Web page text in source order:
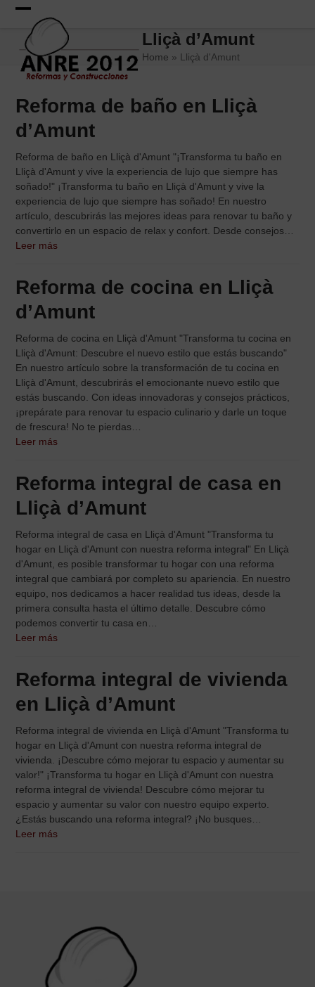
Skip
content
Open
mobile
menu
Close
mobile
menu
Lliçà d’Amunt
Home » Lliçà d'Amunt
Reforma de baño en Lliçà
d’Amunt
Reforma de baño en Lliçà d'Amunt "¡Transforma tu baño en
Lliçà d'Amunt y vive la experiencia de lujo que siempre has
soñado!" ¡Transforma tu baño en Lliçà d'Amunt y vive la
experiencia de lujo que siempre has soñado! En nuestro
artículo, descubrirás las mejores ideas para renovar tu baño y
convertirlo en un espacio de relax y confort. Desde consejos…
Leer más
Reforma de cocina en Lliçà
d’Amunt
Reforma de cocina en Lliçà d'Amunt "Transforma tu cocina en
Lliçà d'Amunt: Descubre el nuevo estilo que estás buscando"
En nuestro artículo sobre la transformación de tu cocina en
Lliçà d'Amunt, descubrirás el emocionante nuevo estilo que
estás buscando. Con ideas innovadoras y consejos prácticos,
¡prepárate para renovar tu espacio culinario y darle un toque
de frescura! No te pierdas…
Leer más
Reforma integral de casa en
Lliçà d’Amunt
Reforma integral de casa en Lliçà d'Amunt "Transforma tu
hogar en Lliçà d'Amunt con nuestra reforma integral" En Lliçà
d'Amunt, es posible transformar tu hogar con una reforma
integral que cambiará por completo su apariencia. En nuestro
equipo, nos dedicamos a hacer realidad tus ideas, desde la
primera consulta hasta el último detalle. Descubre cómo
podemos convertir tu casa en…
Leer más
Reforma integral de vivienda
en Lliçà d’Amunt
Reforma integral de vivienda en Lliçà d'Amunt "Transforma tu
hogar en Lliçà d'Amunt con nuestra reforma integral de
vivienda. ¡Descubre cómo mejorar tu espacio y aumentar su
valor!" ¡Transforma tu hogar en Lliçà d'Amunt con nuestra
reforma integral de vivienda! Descubre cómo mejorar tu
espacio y aumentar su valor con nuestro equipo experto.
¿Estás buscando una reforma integral? ¡No busques…
Leer más